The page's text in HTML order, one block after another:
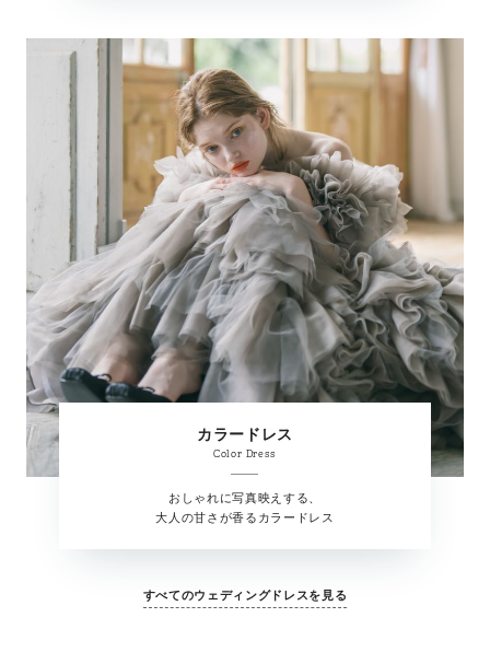
カラードレス
Color Dress
おしゃれに写真映えする、
大人の甘さが香るカラードレス
すべてのウェディングドレスを見る